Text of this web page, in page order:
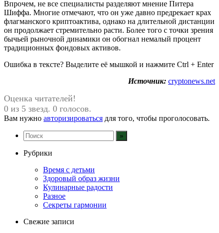
Впрочем, не все специалисты разделяют мнение Питера
Шиффа. Многие отмечают, что он уже давно предрекает крах
флагманского криптоактива, однако на длительной дистанции
он продолжает стремительно расти. Более того с точки зрения
бычьей рыночной динамики он обогнал немалый процент
традиционных фондовых активов.
Ошибка в тексте? Выделите её мышкой и нажмите Ctrl + Enter
Источник: cryptonews.net
Оценка читателей!
0 из 5 звезд. 0 голосов.
Вам нужно авторизироваться для того, чтобы проголосовать.
Рубрики
Время с детьми
Здоровый образ жизни
Кулинарные радости
Разное
Секреты гармонии
Свежие записи